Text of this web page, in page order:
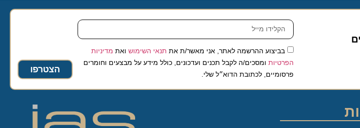
בביצוע ההרשמה לאתר, אני מאשר/ת אתתנאי השימושואת מדיניות
הפרטיותומסכים/ה לקבל תכנים ועדכונים, כולל מידע על מבצעים וחומרים
פרסומיים, לכתובת הדוא״ל שלי.
הצטרפו